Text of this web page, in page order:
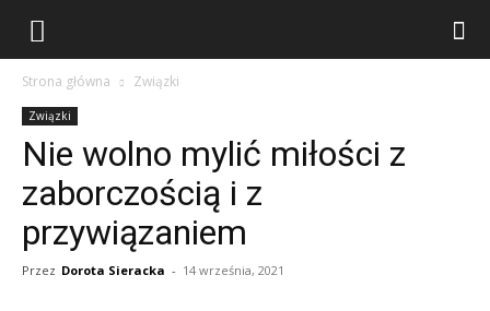
Strona główna Związki
Związki
Nie wolno mylić miłości z
zaborczością i z
przywiązaniem
Przez Dorota Sieracka - 14 września, 2021